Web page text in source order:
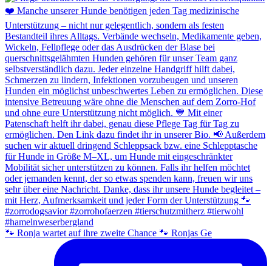
🐾 Ronja wartet auf ihre zweite Chance 🐾 Ronjas Ge